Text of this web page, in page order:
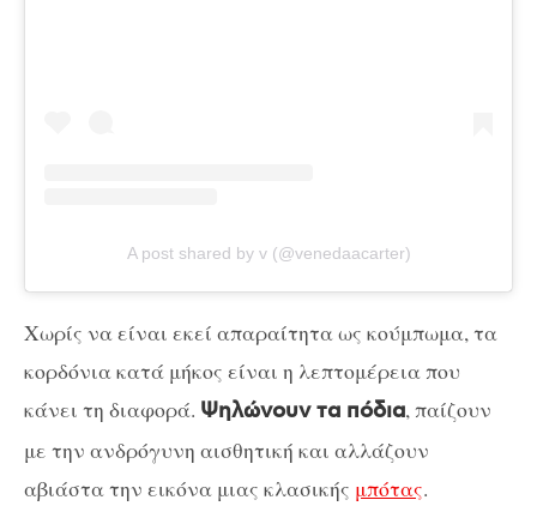
A post shared by v (@venedaacarter)
Χωρίς να είναι εκεί απαραίτητα ως κούμπωμα, τα
κορδόνια κατά μήκος είναι η λεπτομέρεια που
κάνει τη διαφορά. Ψηλώνουν τα πόδια, παίζουν
με την ανδρόγυνη αισθητική και αλλάζουν
αβιάστα την εικόνα μιας κλασικής μπότας.